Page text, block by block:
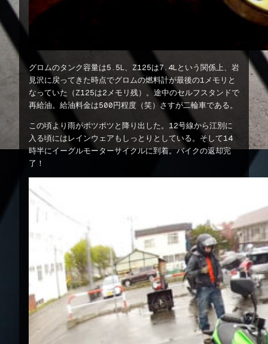
グロムのタンク容量は5.5L、Z125は7.4Lという関係上、岩
見沢に戻ってきた時点でグロムの燃料計が最後の1メモリと
なっていた（Z125は2メモリ残）。途中のセルフスタンドで
再給油。給油料金は500円程度（笑）さすが二輪車である。
この頃より雨がポツポツと降り出した。12号線から江別に
入る頃にはレインウェアもしっとりとしている。そして14
時半にイーグルモーターサイクルに到着。バイクの返却完
了！